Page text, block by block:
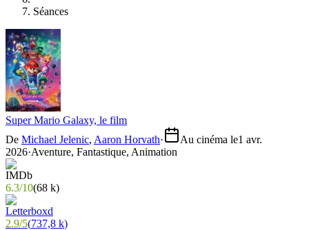
Séances
Super Mario Galaxy, le film
De Michael Jelenic, Aaron Horvath· Au cinéma le1 avr.
2026·Aventure, Fantastique, Animation
6.3/10(68 k)
2.9/5(737,8 k)